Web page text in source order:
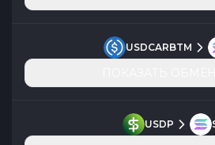
USDCARBTM
USDP